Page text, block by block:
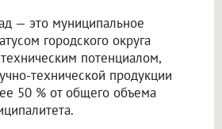
— это муниципальное
городского округа
потенциалом,
технической продукции
50 % от общего объема